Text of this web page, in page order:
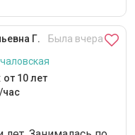
Г.
Была вчера
от 10 лет
час